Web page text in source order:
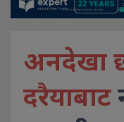
अनदेखा
दरैयाबाट